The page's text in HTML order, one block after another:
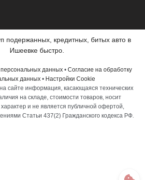
подержанных, кредитных, битых авто в
Ишеевке быстро.
данных• Согласие на обработку
данных • Настройки Cookie
сайте информация, касающаяся технических
на складе, стоимости товаров, носит
и не является публичной офертой,
Статьи 437(2) Гражданского кодекса РФ.